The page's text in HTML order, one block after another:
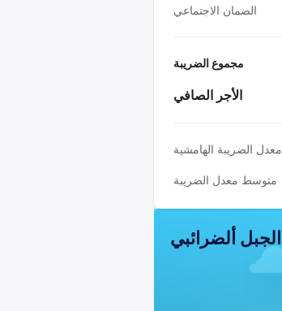
الضمان الاجتماعي
مجموع الضريبة
الأجر الصافي
معدل الضريبة الهامشية
متوسط معدل الضريبة
الجبل ألضرائبي